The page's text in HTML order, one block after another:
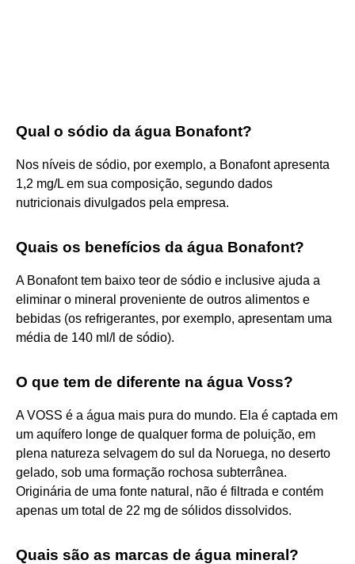
Qual o sódio da água Bonafont?
Nos níveis de sódio, por exemplo, a Bonafont apresenta
1,2 mg/L em sua composição, segundo dados
nutricionais divulgados pela empresa.
Quais os benefícios da água Bonafont?
A Bonafont tem baixo teor de sódio e inclusive ajuda a
eliminar o mineral proveniente de outros alimentos e
bebidas (os refrigerantes, por exemplo, apresentam uma
média de 140 ml/l de sódio).
O que tem de diferente na água Voss?
A VOSS é a água mais pura do mundo. Ela é captada em
um aquífero longe de qualquer forma de poluição, em
plena natureza selvagem do sul da Noruega, no deserto
gelado, sob uma formação rochosa subterrânea.
Originária de uma fonte natural, não é filtrada e contém
apenas um total de 22 mg de sólidos dissolvidos.
Quais são as marcas de água mineral?